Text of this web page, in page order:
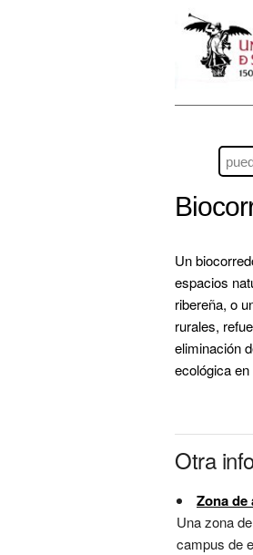
Un
espacios
ribereña, o
rurales,
eliminación
ecológica
Otra
Zona
Una zona
campus de